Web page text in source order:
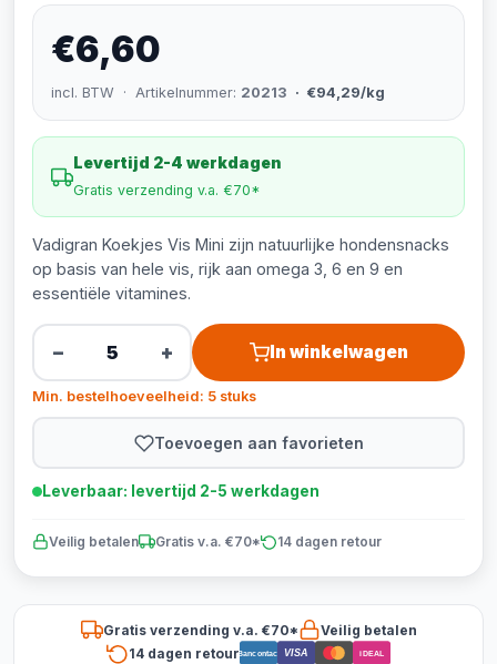
€6,60
incl. BTW · Artikelnummer: 20213 · €94,29/kg
Levertijd 2-4 werkdagen
Gratis verzending v.a. €70*
Vadigran Koekjes Vis Mini zijn natuurlijke hondensnacks
op basis van hele vis, rijk aan omega 3, 6 en 9 en
essentiële vitamines.
− + In winkelwagen
Min. bestelhoeveelheid: 5 stuks
Toevoegen aan favorieten
Leverbaar: levertijd 2-5 werkdagen
Veilig betalen Gratis v.a. €70* 14 dagen retour
Gratis verzending v.a. €70*
Veilig betalen
14 dagen retourBancontact VISA iDEAL